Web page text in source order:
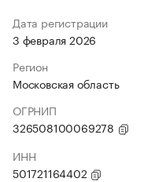
Дата регистрации
3 февраля 2026
Регион
Московская область
ОГРНИП
326508100069278
ИНН
501721164402